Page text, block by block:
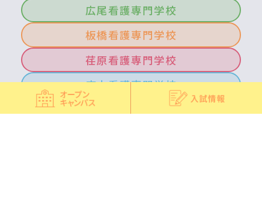
広尾看護専門学校
板橋看護専門学校
荏原看護専門学校
府中看護専門学校
北多摩看護専門学校